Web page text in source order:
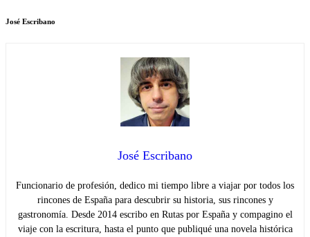
José Escribano
José Escribano
Funcionario de profesión, dedico mi tiempo libre a viajar por todos los
rincones de España para descubrir su historia, sus rincones y
gastronomía. Desde 2014 escribo en Rutas por España y compagino el
viaje con la escritura, hasta el punto que publiqué una novela histórica